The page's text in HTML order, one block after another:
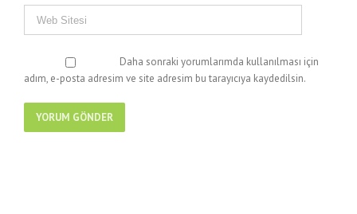
Daha sonraki yorumlarımda kullanılması için
adım, e-posta adresim ve site adresim bu tarayıcıya kaydedilsin.